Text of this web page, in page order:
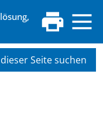
Seite suchen